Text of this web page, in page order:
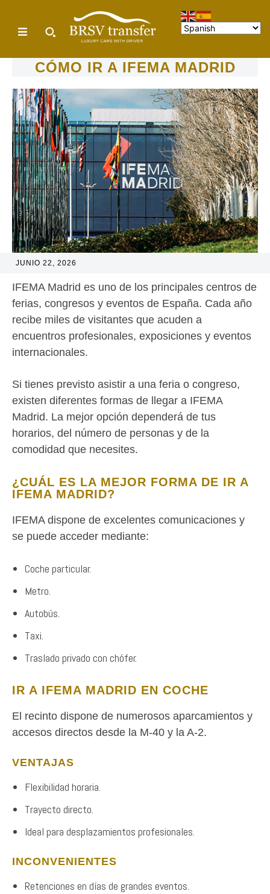
CÓMO IR A IFEMA MADRID
JUNIO 22, 2026
IFEMA Madrid es uno de los principales centros de
ferias, congresos y eventos de España. Cada año
recibe miles de visitantes que acuden a
encuentros profesionales, exposiciones y eventos
internacionales.
Si tienes previsto asistir a una feria o congreso,
existen diferentes formas de llegar a IFEMA
Madrid. La mejor opción dependerá de tus
horarios, del número de personas y de la
comodidad que necesites.
¿CUÁL ES LA MEJOR FORMA DE IR A
IFEMA MADRID?
IFEMA dispone de excelentes comunicaciones y
se puede acceder mediante:
Coche particular.
Metro.
Autobús.
Taxi.
Traslado privado con chófer.
IR A IFEMA MADRID EN COCHE
El recinto dispone de numerosos aparcamientos y
accesos directos desde la M-40 y la A-2.
VENTAJAS
Flexibilidad horaria.
Trayecto directo.
Ideal para desplazamientos profesionales.
INCONVENIENTES
Retenciones en días de grandes eventos.